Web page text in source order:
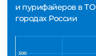
и пурифайеров в
городах России